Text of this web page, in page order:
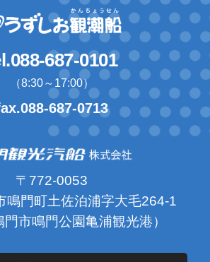
687-0101
（8:30～17:00）
687-0713
〒772-0053
鳴門町土佐泊浦字大毛264-1
門市鳴門公園亀浦観光港）